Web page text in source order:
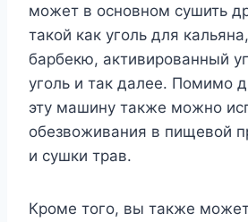
может в основном сушить
такой как уголь для
барбекю, активированный
уголь и так далее. Помимо
эту машину также можно
обезвоживания в пищевой
и сушки трав.
Кроме того, вы также